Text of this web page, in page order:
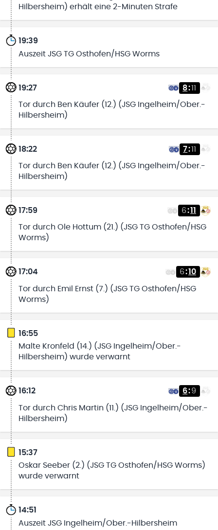
Hilbersheim) erhält eine 2-Minuten Strafe
19:39
Auszeit JSG TG Osthofen/HSG Worms
19:27 8:11
Tor durch Ben Käufer (12.) (JSG Ingelheim/Ober.-
Hilbersheim)
18:22 7:11
Tor durch Ben Käufer (12.) (JSG Ingelheim/Ober.-
Hilbersheim)
17:59 6:11
Tor durch Ole Hottum (21.) (JSG TG Osthofen/HSG
Worms)
17:04 6:10
Tor durch Emil Ernst (7.) (JSG TG Osthofen/HSG
Worms)
16:55
Malte Kronfeld (14.) (JSG Ingelheim/Ober.-
Hilbersheim) wurde verwarnt
16:12 6:9
Tor durch Chris Martin (11.) (JSG Ingelheim/Ober.-
Hilbersheim)
15:37
Oskar Seeber (2.) (JSG TG Osthofen/HSG Worms)
wurde verwarnt
14:51
Auszeit JSG Ingelheim/Ober.-Hilbersheim